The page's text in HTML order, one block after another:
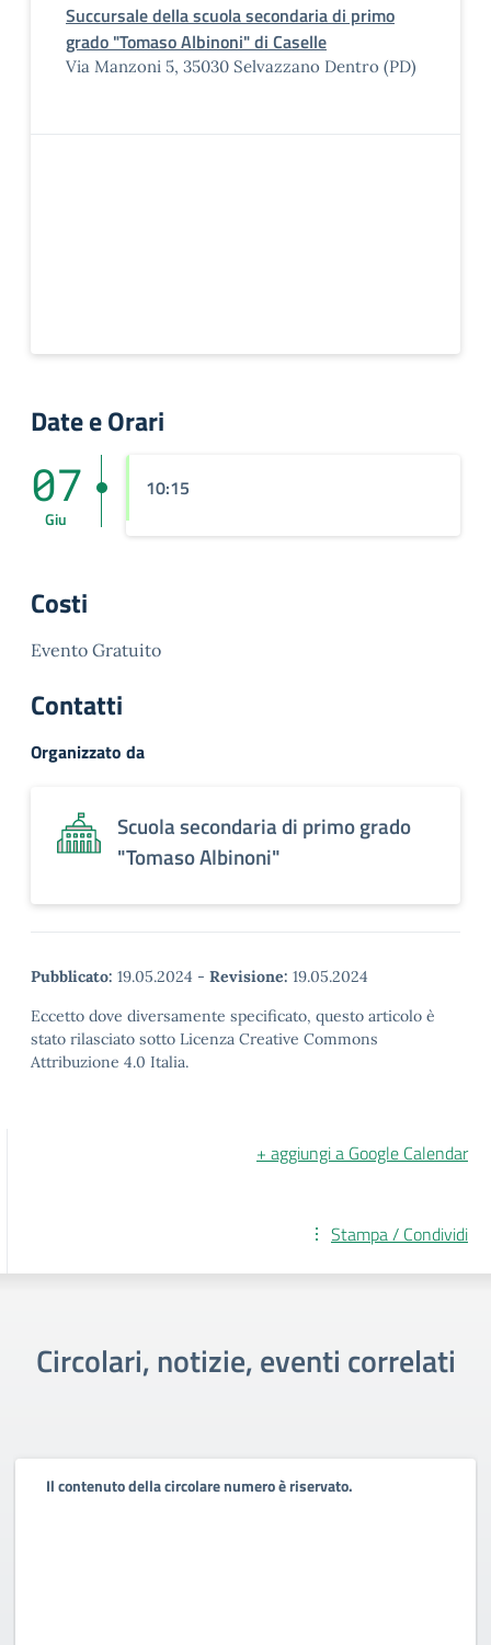
Succursale della scuola secondaria di primo
grado "Tomaso Albinoni" di Caselle
Via Manzoni 5, 35030 Selvazzano Dentro (PD)
Date e Orari
07
Giu
10:15
Costi
Evento Gratuito
Contatti
Organizzato da
Scuola secondaria di primo grado
"Tomaso Albinoni"
Pubblicato: 19.05.2024 - Revisione: 19.05.2024
Eccetto dove diversamente specificato, questo articolo è
stato rilasciato sotto Licenza Creative Commons
Attribuzione 4.0 Italia.
+ aggiungi a Google Calendar
Stampa / Condividi
Circolari, notizie, eventi correlati
Il contenuto della circolare numero è riservato.